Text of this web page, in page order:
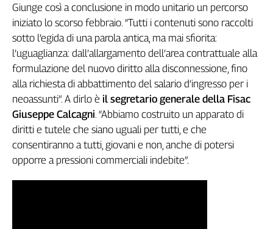
della
ragione
120
anni
Cgil
Collettiva
Academy
Collettiva
Play
Collettiva
Giunge così a conclusione in modo unitario un percorso
iniziato lo scorso febbraio. “Tutti i contenuti sono raccolti
sotto l’egida di una parola antica, ma mai sfiorita:
l’uguaglianza: dall’allargamento dell’area contrattuale alla
formulazione del nuovo diritto alla disconnessione, fino
alla richiesta di abbattimento del salario d’ingresso per i
neoassunti”. A dirlo è il segretario generale della Fisac
Giuseppe Calcagni. “Abbiamo costruito un apparato di
diritti e tutele che siano uguali per tutti, e che
consentiranno a tutti, giovani e non, anche di potersi
opporre a pressioni commerciali indebite”.